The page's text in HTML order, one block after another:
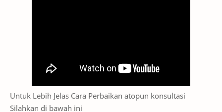
Untuk Lebih Jelas Cara Perbaikan atopun konsultasi
Silahkan di bawah ini